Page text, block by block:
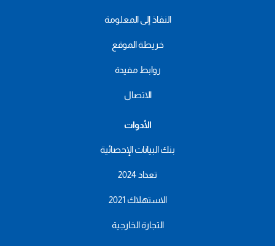
النفاذ إلى المعلومة
خريطة الموقع
روابط مفيدة
الاتصال
الأدوات
بنك البيانات الإحصائية
تعداد 2024
الاستهلاك 2021
التجارة الخارجية